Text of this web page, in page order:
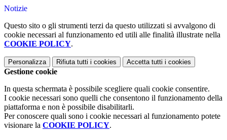
Notizie
Questo sito o gli strumenti terzi da questo utilizzati si avvalgono di
cookie necessari al funzionamento ed utili alle finalità illustrate nella
COOKIE POLICY.
Personalizza Rifiuta tutti i cookies Accetta tutti i cookies
Gestione cookie
In questa schermata è possibile scegliere quali cookie consentire.
I cookie necessari sono quelli che consentono il funzionamento della
piattaforma e non è possibile disabilitarli.
Per conoscere quali sono i cookie necessari al funzionamento potete
visionare la COOKIE POLICY.